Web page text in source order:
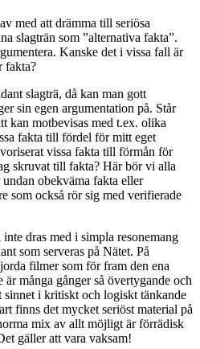
med att drämma till seriösa
slagträn som ”alternativa fakta”.
Kanske det i vissa fall är
fakta?
slagträ, då kan man gott
sin egen argumentation på. Står
kan motbevisas med t.ex. olika
fakta till fördel för mitt eget
vissa fakta till förmån för
skruvat till fakta? Här bör vi alla
obekväma fakta eller
som också rör sig med verifierade
dras med i simpla resonemang
som serveras på Nätet. På
filmer som för fram den ena
många gånger så övertygande och
sinnet i kritiskt och logiskt tänkande
finns det mycket seriöst material på
mix av allt möjligt är förrädisk
gäller att vara vaksam!